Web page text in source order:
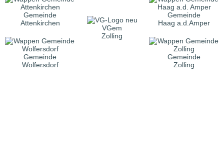
Gemeinde
Attenkirchen
VGem
Zolling
Gemeinde
Haag a.d.Amper
Gemeinde
Wolfersdorf
Gemeinde
Zolling